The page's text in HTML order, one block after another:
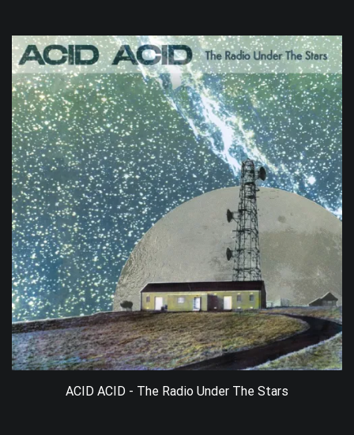
ACID ACID - The Radio Under The Stars